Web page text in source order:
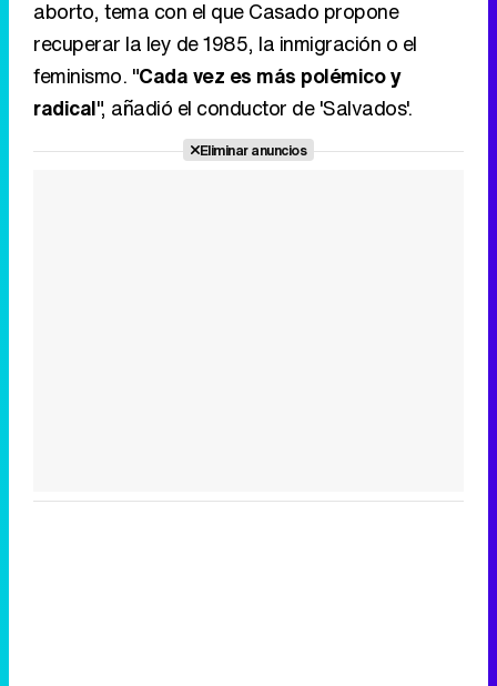
aborto, tema con el que Casado propone
recuperar la ley de 1985, la inmigración o el
feminismo. "Cada vez es más polémico y
radical", añadió el conductor de 'Salvados'.
Eliminar anuncios